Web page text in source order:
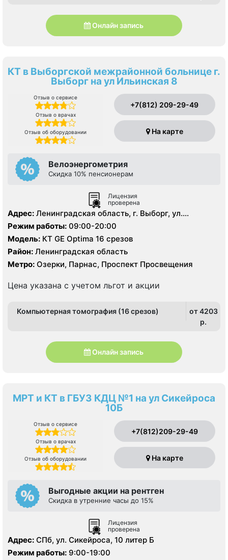
Онлайн запись
КТ в Выборгской межрайонной больнице г.
Выборг на ул Ильинская 8
Отзыв о сервисе
Отзыв о врачах
Отзыв об оборудовании
+7(812) 209-29-49
На карте
Велоэнергометрия
Скидка 10% пенсионерам
Лицензия
проверена
Адрес: Ленинградская область, г. Выборг, ул.
Ильинская, д.8.
Режим работы: 09:00-20:00
Модель: КТ GE Optima 16 срезов
Район: Ленинградская область
Метро: Озерки, Парнас, Проспект Просвещения
Цена указана с учетом льгот и акции
Компьютерная томография (16 срезов)
от 4203
p.
Онлайн запись
МРТ и КТ в ГБУЗ КДЦ №1 на ул Сикейроса
10Б
Отзыв о сервисе
Отзыв о врачах
Отзыв об оборудовании
+7(812)209-29-49
На карте
Выгодные акции на рентген
Скидка в утренние часы до 15%
Лицензия
проверена
Адрес: СПб, ул. Сикейроса, 10 литер Б
Режим работы: 9:00-19:00